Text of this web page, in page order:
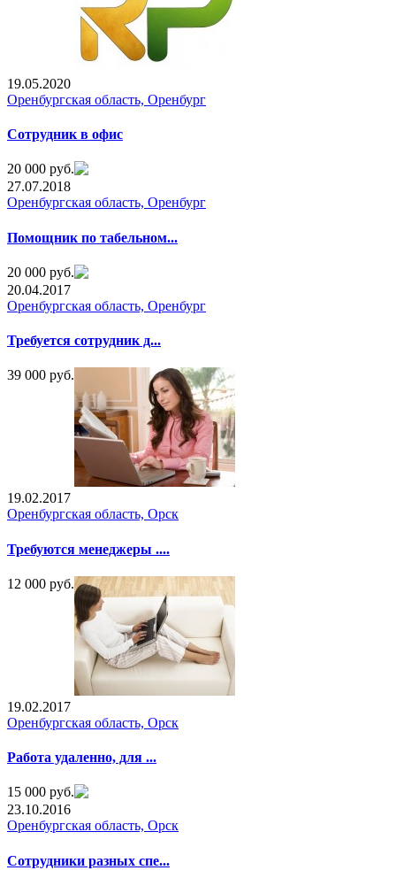
19.05.2020
Оренбургская область, Оренбург
Сотрудник в офис
20 000 руб.
27.07.2018
Оренбургская область, Оренбург
Помощник по табельном...
20 000 руб.
20.04.2017
Оренбургская область, Оренбург
Требуется сотрудник д...
39 000 руб.
19.02.2017
Оренбургская область, Орск
Требуются менеджеры ....
12 000 руб.
19.02.2017
Оренбургская область, Орск
Работа удаленно, для ...
15 000 руб.
23.10.2016
Оренбургская область, Орск
Сотрудники разных спе...